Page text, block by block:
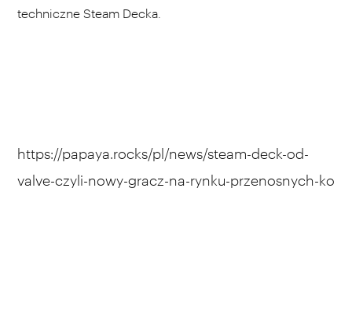
techniczne Steam Decka.
https://papaya.rocks/pl/news/steam-deck-od-
valve-czyli-nowy-gracz-na-rynku-przenosnych-ko